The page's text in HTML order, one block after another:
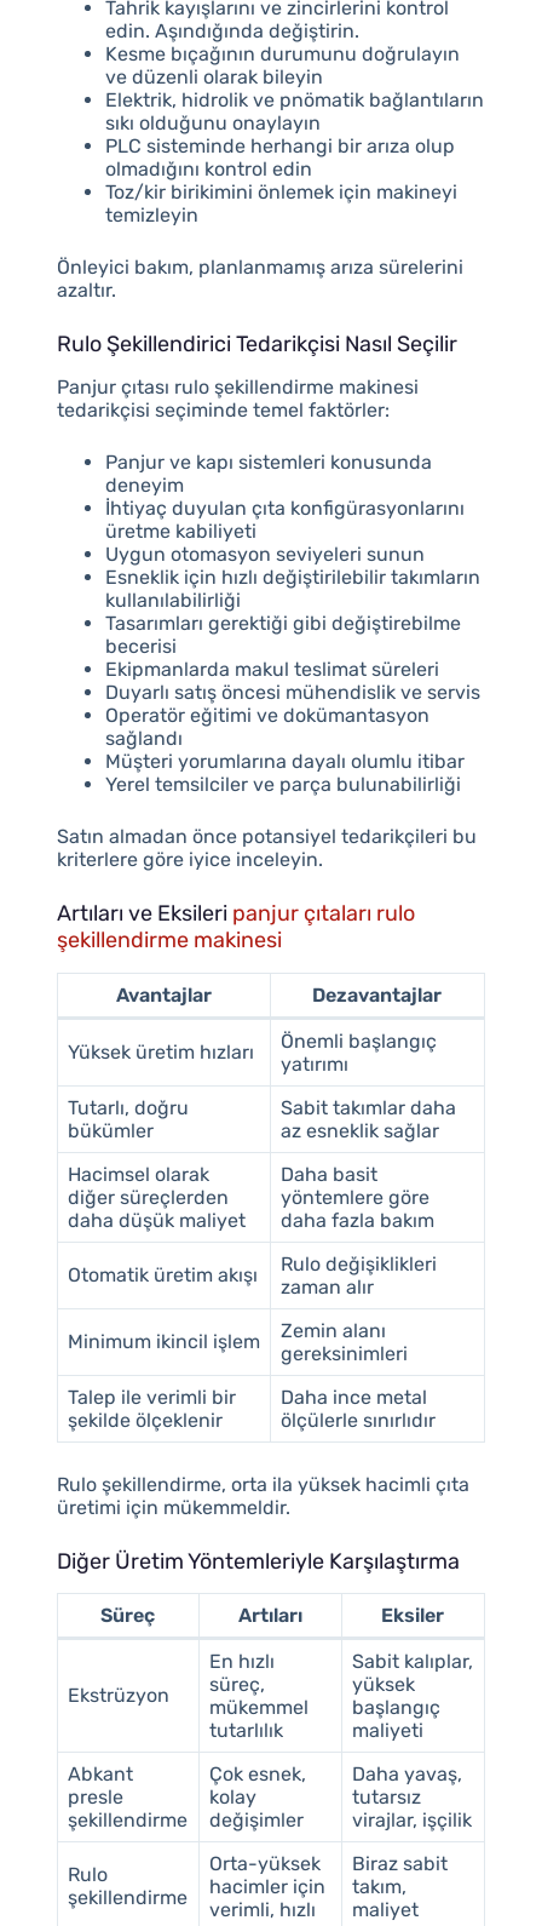
Tahrik kayışlarını ve zincirlerini kontrol
edin. Aşındığında değiştirin.
Kesme bıçağının durumunu doğrulayın
ve düzenli olarak bileyin
Elektrik, hidrolik ve pnömatik bağlantıların
sıkı olduğunu onaylayın
PLC sisteminde herhangi bir arıza olup
olmadığını kontrol edin
Toz/kir birikimini önlemek için makineyi
temizleyin
Önleyici bakım, planlanmamış arıza sürelerini
azaltır.
Rulo Şekillendirici Tedarikçisi Nasıl Seçilir
Panjur çıtası rulo şekillendirme makinesi
tedarikçisi seçiminde temel faktörler:
Panjur ve kapı sistemleri konusunda
deneyim
İhtiyaç duyulan çıta konfigürasyonlarını
üretme kabiliyeti
Uygun otomasyon seviyeleri sunun
Esneklik için hızlı değiştirilebilir takımların
kullanılabilirliği
Tasarımları gerektiği gibi değiştirebilme
becerisi
Ekipmanlarda makul teslimat süreleri
Duyarlı satış öncesi mühendislik ve servis
Operatör eğitimi ve dokümantasyon
sağlandı
Müşteri yorumlarına dayalı olumlu itibar
Yerel temsilciler ve parça bulunabilirliği
Satın almadan önce potansiyel tedarikçileri bu
kriterlere göre iyice inceleyin.
Artıları ve Eksileri panjur çıtaları rulo
şekillendirme makinesi
Avantajlar Dezavantajlar
Yüksek üretim hızları
Önemli başlangıç
yatırımı
Tutarlı, doğru
bükümler
Sabit takımlar daha
az esneklik sağlar
Hacimsel olarak
diğer süreçlerden
daha düşük maliyet
Daha basit
yöntemlere göre
daha fazla bakım
Otomatik üretim akışı
Rulo değişiklikleri
zaman alır
Minimum ikincil işlem
Zemin alanı
gereksinimleri
Talep ile verimli bir
şekilde ölçeklenir
Daha ince metal
ölçülerle sınırlıdır
Rulo şekillendirme, orta ila yüksek hacimli çıta
üretimi için mükemmeldir.
Diğer Üretim Yöntemleriyle Karşılaştırma
Süreç Artıları Eksiler
Ekstrüzyon
En hızlı
süreç,
mükemmel
tutarlılık
Sabit kalıplar,
yüksek
başlangıç
maliyeti
Abkant
presle
şekillendirme
Çok esnek,
kolay
değişimler
Daha yavaş,
tutarsız
virajlar, işçilik
Rulo
şekillendirme
Orta-yüksek
hacimler için
verimli, hızlı
Biraz sabit
takım,
maliyet